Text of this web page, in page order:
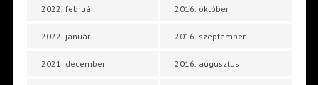
2022. február
2022. január
2021. december
2016. október
2016. szeptember
2016. augusztus